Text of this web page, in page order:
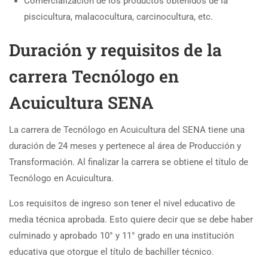
piscicultura, malacocultura, carcinocultura, etc.
Duración y requisitos de la
carrera Tecnólogo en
Acuicultura SENA
La carrera de Tecnólogo en Acuicultura del SENA tiene una
duración de 24 meses y pertenece al área de Producción y
Transformación. Al finalizar la carrera se obtiene el título de
Tecnólogo en Acuicultura.
Los requisitos de ingreso son tener el nivel educativo de
media técnica aprobada. Esto quiere decir que se debe haber
culminado y aprobado 10° y 11° grado en una institución
educativa que otorgue el título de bachiller técnico.